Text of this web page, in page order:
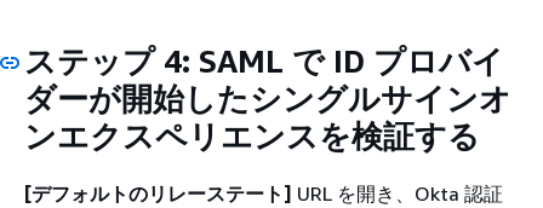
ステップ 4: SAML で ID プロバイ
ダーが開始したシングルサインオ
ンエクスペリエンスを検証する
[デフォルトのリレーステート] URL を開き、Okta 認証